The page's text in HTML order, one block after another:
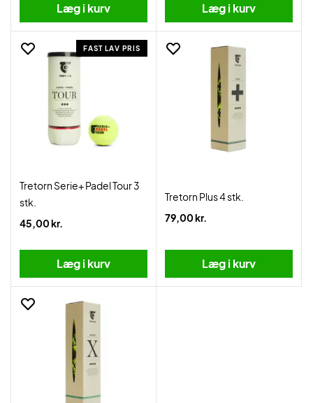
Læg i kurv Læg i kurv
FAST LAV PRIS
Tretorn Serie+ Padel Tour 3
stk.
45,00 kr.
Læg i kurv
Tretorn Plus 4 stk.
79,00 kr.
Læg i kurv